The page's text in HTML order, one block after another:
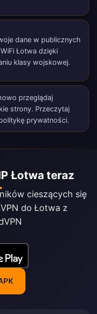
dane w publicznych
Łotwa dzięki
klasy wojskowej.
przeglądaj
strony. Przeczytaj
prywatności.
Łotwa teraz
cieszących się
do Łotwa z